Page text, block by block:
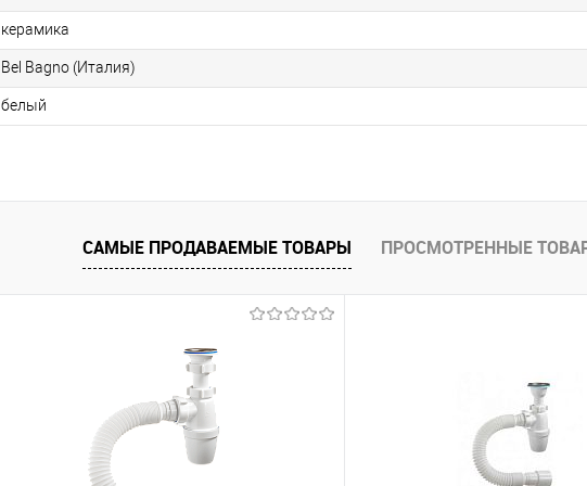
керамика
Bel Bagno (Италия)
белый
САМЫЕ ПРОДАВАЕМЫЕ ТОВАРЫ ПРОСМОТРЕННЫЕ